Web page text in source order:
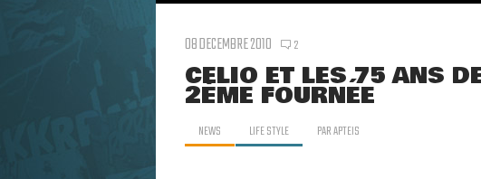
08 DECEMBRE 2010 2
CELIO ET LES 75 ANS
2ÈME FOURNÉE
NEWS LIFE STYLE PARAPTEIS